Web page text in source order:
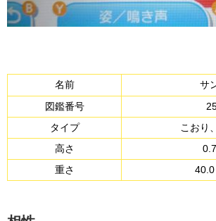
名前 サ
図鑑番号
タイプ
こおり
高さ
重さ
40.0